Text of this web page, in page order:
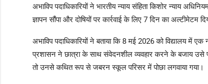
अभाविप पदाधिकारियों ने भारतीय न्याय संहिता किशोर न्याय
ज्ञापन सौंपा और दोषियों पर कार्रवाई के लिए 7 दिन का अल्टीमेटम
अभाविप पदाधिकारियों ने बताया कि 8 मई 2026 को विद्यालय में
प्रशासन ने छात्रा के साथ संवेदनशील व्यवहार करने के बजाय उसे
तो उनसे कथित रूप से जबरन स्कूल परिसर में पोछा लगवाया गया।